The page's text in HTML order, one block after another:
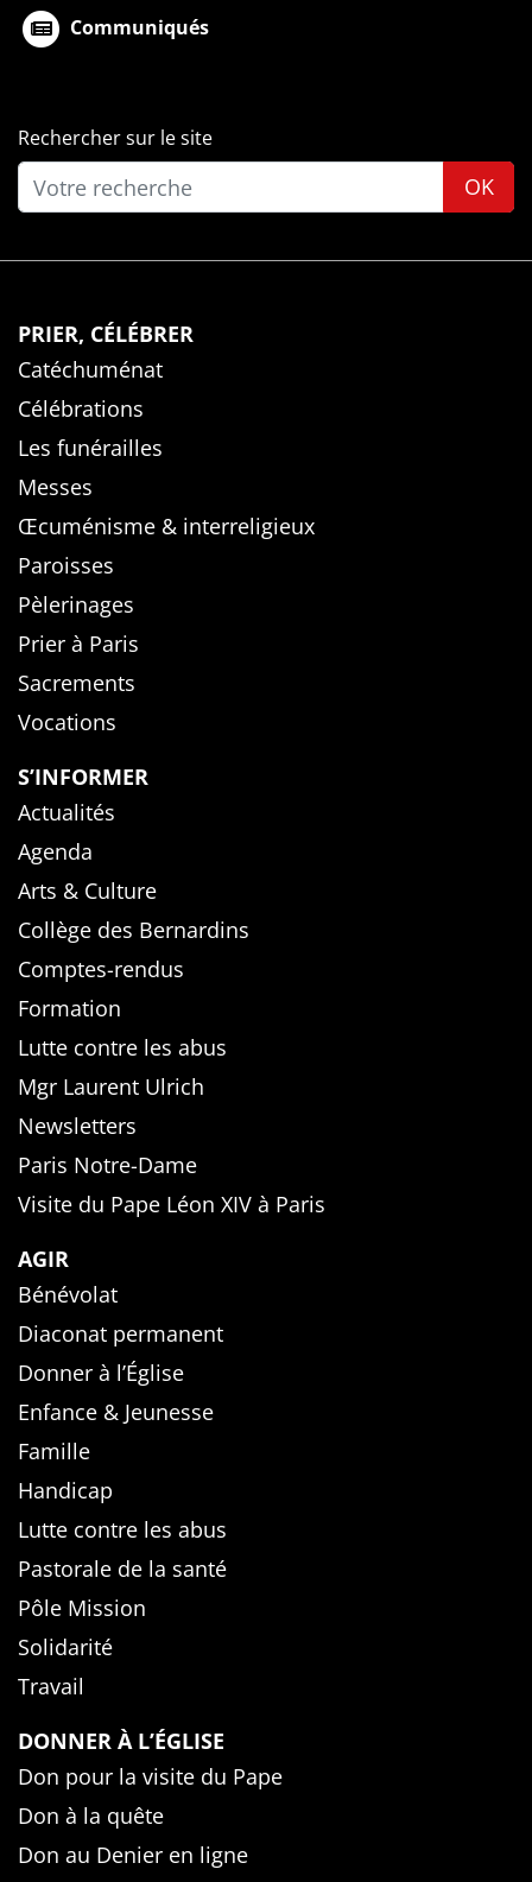
Communiqués
Rechercher sur le site
OK
PRIER, CÉLÉBRER
Catéchuménat
Célébrations
Les funérailles
Messes
Œcuménisme & interreligieux
Paroisses
Pèlerinages
Prier à Paris
Sacrements
Vocations
S’INFORMER
Actualités
Agenda
Arts & Culture
Collège des Bernardins
Comptes-rendus
Formation
Lutte contre les abus
Mgr Laurent Ulrich
Newsletters
Paris Notre-Dame
Visite du Pape Léon XIV à Paris
AGIR
Bénévolat
Diaconat permanent
Donner à l’Église
Enfance & Jeunesse
Famille
Handicap
Lutte contre les abus
Pastorale de la santé
Pôle Mission
Solidarité
Travail
DONNER À L’ÉGLISE
Don pour la visite du Pape
Don à la quête
Don au Denier en ligne